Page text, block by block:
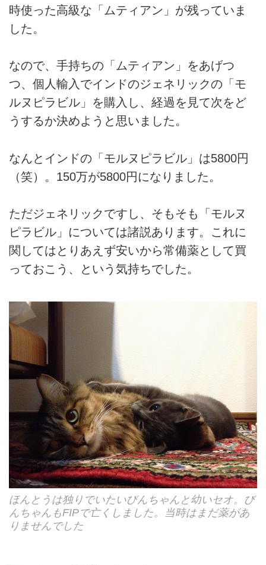
時使った高級な「ムティアン」が残っていま
した。
なので、手持ちの「ムティアン」をあげつ
つ、個人輸入でインドのジェネリックの「モ
ルヌピラビル」を購入し、経過を見て次をど
うするか決めようと思いました。
なんとインドの「モルヌピラビル」は5800円
（笑）。150万が5800円になりました。
ただジェネリックですし、そもそも「モルヌ
ピラビル」については諸説あります。これに
関してはとりあえず安いから常備薬として買
っておこう、という気持ちでした。
ほんとうは独りでいたいびんちゃんと幼いセオ。び
んちゃんもFIPで亡くしました。当時はまだ薬があ
りませんでした